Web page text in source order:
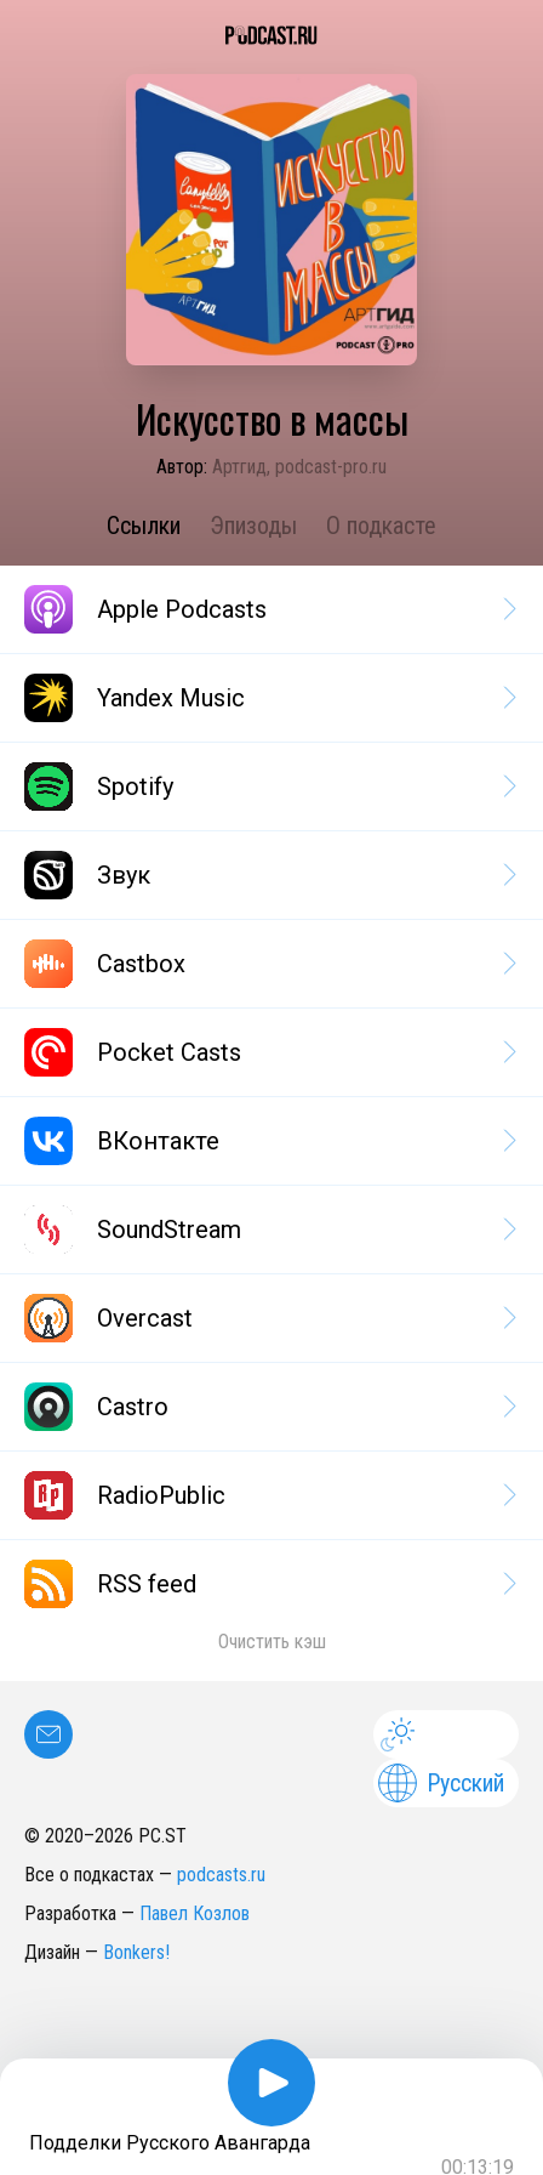
Искусство в массы
Автор: Артгид, podcast-pro.ru
Ссылки Эпизоды О подкасте
Apple Podcasts
Yandex Music
Spotify
Звук
Castbox
Pocket Casts
ВКонтакте
SoundStream
Overcast
Castro
RadioPublic
RSS feed
Очистить кэш
Русский
© 2020–2026 PC.ST
Все о подкастах — podcasts.ru
Разработка — Павел Козлов
Дизайн — Bonkers!
Подделки Русского Авангарда
00:13:19